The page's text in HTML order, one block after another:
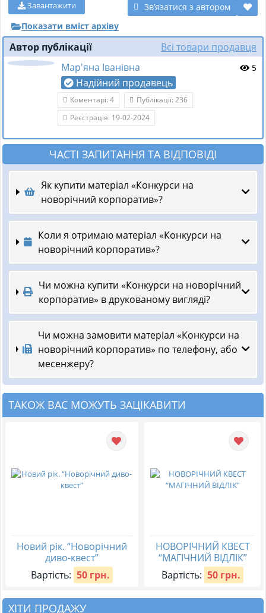
Звʼязатися з автором
Завантажити
Показати вміст архіву
Автор публікації
Всі товари продавця
Мар'яна Іванівна
Надійний продавець
5
Коментарі: 4
Публікації: 236
Реєстрація: 19-02-2024
ЧАСТІ ЗАПИТАННЯ ТА ВІДПОВІДІ
Як купити матеріал «Конкурси на
новорічний корпоратив»?
Коли я отримаю матеріал «Конкурси на
новорічний корпоратив»?
Чи можна купити «Конкурси на новорічний
корпоратив» в друкованому вигляді?
Чи можна замовити матеріал «Конкурси на
новорічний корпоратив» по телефону, або
месенжеру?
ТАКОЖ ВАС МОЖУТЬ ЗАЦІКАВИТИ
Новий рік. “Новорічний
диво-квест”
Вартість: 50 грн.
НОВОРІЧНИЙ КВЕСТ
“МАГІЧНИЙ ВІДЛІК”
Вартість: 50 грн.
ХІТИ ПРОДАЖУ